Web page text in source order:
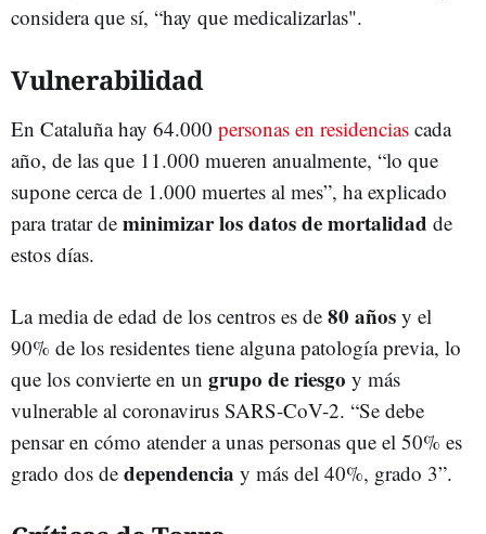
considera que sí, “hay que medicalizarlas".
Vulnerabilidad
En Cataluña hay 64.000 personas en residencias cada
año, de las que 11.000 mueren anualmente, “lo que
supone cerca de 1.000 muertes al mes”, ha explicado
para tratar de minimizar los datos de mortalidad de
estos días.
La media de edad de los centros es de 80 años y el
90% de los residentes tiene alguna patología previa, lo
que los convierte en un grupo de riesgo y más
vulnerable al coronavirus SARS-CoV-2. “Se debe
pensar en cómo atender a unas personas que el 50% es
grado dos de dependencia y más del 40%, grado 3”.